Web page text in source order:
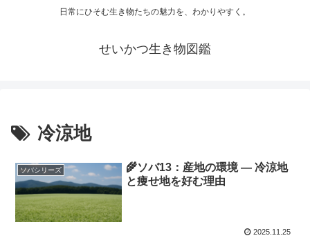
日常にひそむ生き物たちの魅力を、わかりやすく。
せいかつ生き物図鑑
冷涼地
ソバシリーズ
🌾ソバ13：産地の環境 ― 冷涼地
と痩せ地を好む理由
2025.11.25